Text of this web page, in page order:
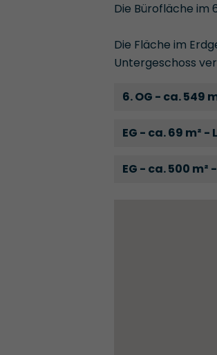
Die Bürofläche im
Die Fläche im
Untergeschoss
6. OG - ca. 549
EG - ca. 69 m² -
EG - ca. 500